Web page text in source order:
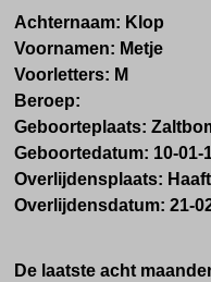
Achternaam: Klop
Voornamen: Metje
Voorletters: M
Beroep:
Geboorteplaats:
Geboortedatum: 10-01-
Overlijdensplaats:
Overlijdensdatum: 21-
De laatste acht